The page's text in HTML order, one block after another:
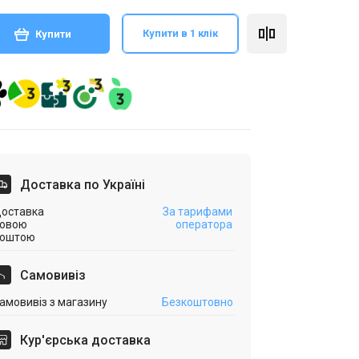
Купити Купити в 1 клік
Доставка по Україні
За тарифами
оператора
Самовивіз
з магазину Безкоштовно
Кур'єрська доставка